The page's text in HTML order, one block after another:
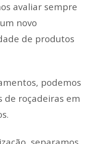
avaliar sempre
novo
de produtos
podemos
de roçadeiras em